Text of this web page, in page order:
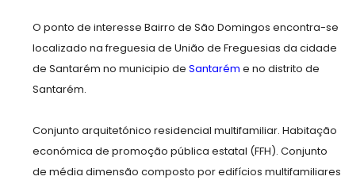
O ponto de interesse Bairro de São Domingos encontra-se
localizado na freguesia de União de Freguesias da cidade
de Santarém no municipio de Santarém e no distrito de
Santarém.
Conjunto arquitetónico residencial multifamiliar. Habitação
económica de promoção pública estatal (FFH). Conjunto
de média dimensão composto por edifícios multifamiliares